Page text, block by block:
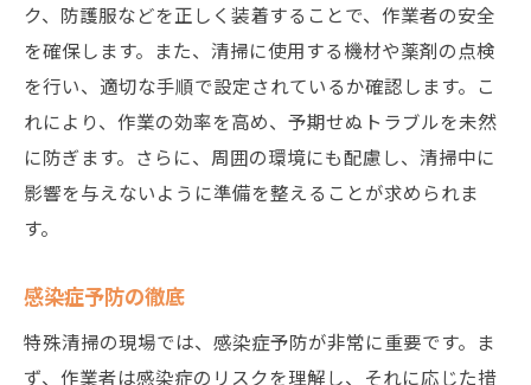
ク、防護服などを正しく装着することで、作業者の安全
を確保します。また、清掃に使用する機材や薬剤の点検
を行い、適切な手順で設定されているか確認します。こ
れにより、作業の効率を高め、予期せぬトラブルを未然
に防ぎます。さらに、周囲の環境にも配慮し、清掃中に
影響を与えないように準備を整えることが求められま
す。
感染症予防の徹底
特殊清掃の現場では、感染症予防が非常に重要です。ま
ず、作業者は感染症のリスクを理解し、それに応じた措